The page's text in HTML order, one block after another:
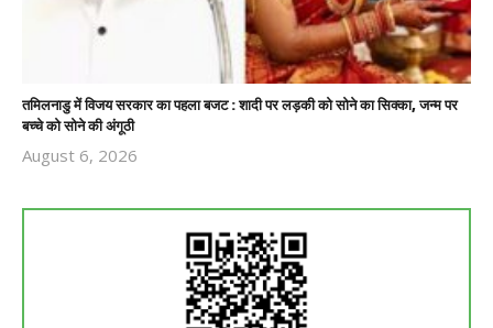
तमिलनाडु में विजय सरकार का पहला बजट : शादी पर लड़की को सोने का सिक्का, जन्म पर
बच्चे को सोने की अंगूठी
August 6, 2026